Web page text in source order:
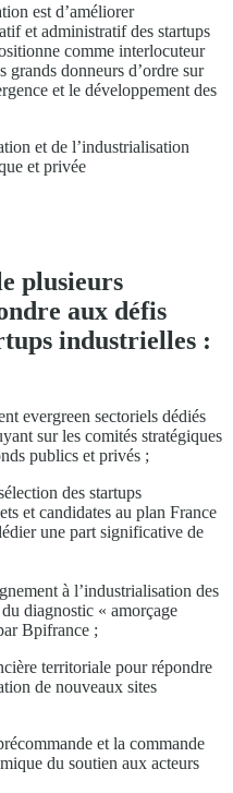
est d’améliorer
et administratif des startups
comme interlocuteur
donneurs d’ordre sur
et le développement des
et de l’industrialisation
et privée
plusieurs
aux défis
industrielles :
evergreen sectoriels dédiés
sur les comités stratégiques
publics et privés ;
des startups
et candidates au plan France
une part significative de
à l’industrialisation des
diagnostic « amorçage
Bpifrance ;
territoriale pour répondre
de nouveaux sites
et la commande
du soutien aux acteurs